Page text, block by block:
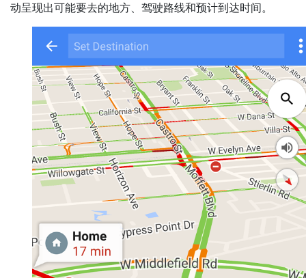
动呈现出可能要去的地方、驾驶路线和预计到达时间。